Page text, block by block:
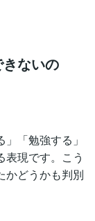
ないの
「勉強する」
表現です。こう
かどうかも判別